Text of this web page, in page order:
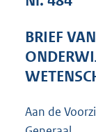
BRIEF
Aan de